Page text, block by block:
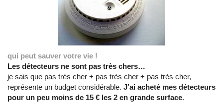
qui peut sauver votre vie !
Les détecteurs ne sont pas très chers…
je sais que pas très cher + pas très cher + pas très cher,
représente un budget considérable. J’ai acheté mes détecteurs
pour un peu moins de 15 € les 2 en grande surface.